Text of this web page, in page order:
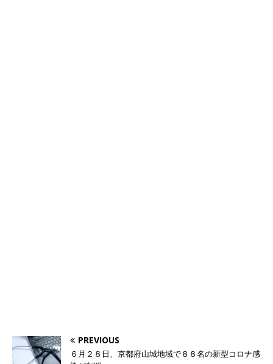
PREVIOUS
６月２８日、京都府山城地域で８８名の新型コロナ感